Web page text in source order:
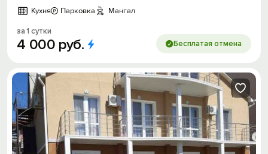
Кухня
Парковка Мангал
за 1 сутки
4 000 руб. Бесплатая отмена